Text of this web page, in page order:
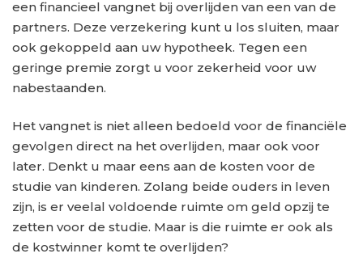
een financieel vangnet bij overlijden van een van de
partners. Deze verzekering kunt u los sluiten, maar
ook gekoppeld aan uw hypotheek. Tegen een
geringe premie zorgt u voor zekerheid voor uw
nabestaanden.
Het vangnet is niet alleen bedoeld voor de financiële
gevolgen direct na het overlijden, maar ook voor
later. Denkt u maar eens aan de kosten voor de
studie van kinderen. Zolang beide ouders in leven
zijn, is er veelal voldoende ruimte om geld opzij te
zetten voor de studie. Maar is die ruimte er ook als
de kostwinner komt te overlijden?